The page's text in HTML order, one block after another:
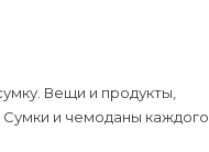
Вещи и продукты,
и чемоданы каждого